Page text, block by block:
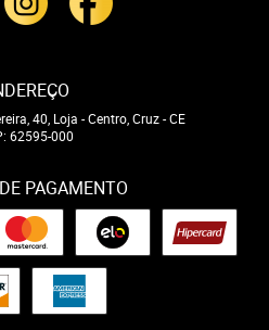
40, Loja -Centro, Cruz-CE
62595-000
PAGAMENTO